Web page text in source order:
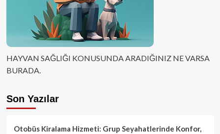
HAYVAN SAĞLIĞI KONUSUNDA ARADIĞINIZ NE VARSA
BURADA.
Son Yazılar
Otobüs Kiralama Hizmeti: Grup Seyahatlerinde Konfor,